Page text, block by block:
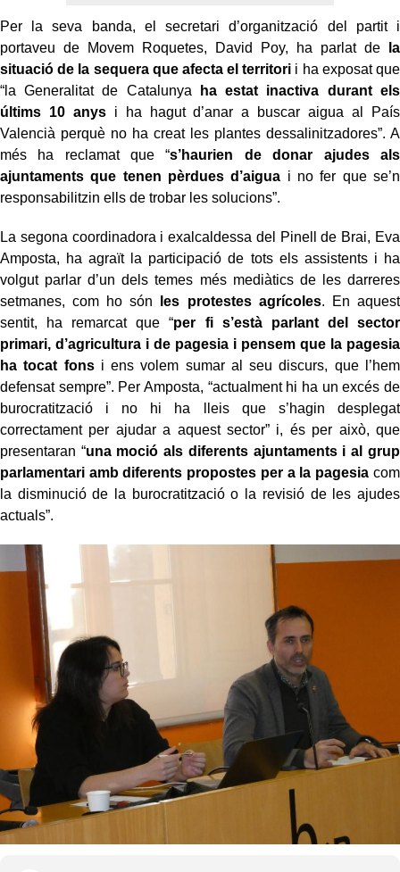
Per la seva banda, el secretari d’organització del partit i
portaveu de Movem Roquetes, David Poy, ha parlat de
la
situació de la sequera que afecta el territori i ha exposat que
“la Generalitat de Catalunya
ha estat inactiva durant els
últims 10 anysi ha hagut d’anar a buscar aigua al País
Valencià perquè no ha creat les plantes dessalinitzadores”. A
més ha reclamat que “s’haurien de donar ajudes als
ajuntaments que tenen pèrdues d’aigua i no fer que se’n
responsabilitzin ells de trobar les solucions”.
La segona coordinadora i exalcaldessa del Pinell de Brai, Eva
Amposta, ha agraït la participació de tots els assistents i ha
volgut parlar d’un dels temes més mediàtics de les darreres
setmanes, com ho són les protestes agrícoles. En aquest
sentit, ha remarcat que “per fi s’està parlant del sector
primari, d’agricultura i de pagesia i pensem que la pagesia
ha tocat fonsi ens volem sumar al seu discurs, que l’hem
defensat sempre”. Per Amposta, “actualment hi ha un excés de
burocratització i no hi ha lleis que s’hagin desplegat
correctament per ajudar a aquest sector” i, és per això, que
presentaran “una moció als diferents ajuntaments i al grup
parlamentari amb diferents propostes per a la pagesia com
la disminució de la burocratització o la revisió de les ajudes
actuals”.